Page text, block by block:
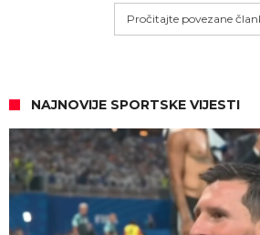
Pročitajte povezane
NAJNOVIJE SPORTSKE VIJESTI